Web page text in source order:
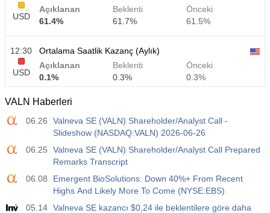
USD
Açıklanan
61.4%
Beklenti
61.7%
Önceki
61.5%
12:30
USD
Ortalama Saatlik Kazanç (Aylık)
Açıklanan
0.1%
Beklenti
0.3%
Önceki
0.3%
12:30
Ortalama Saatlik Kazanç (Yıllık)
Açıklanan
3.2%
Beklenti
3.5%
Önceki
3.5%
USD
Özel Tarım Dışı Bordrolar
Açıklanan
30 K
Beklenti
40 K
Önceki
30 K
VALN Haberleri
06.26
Valneva SE (VALN) Shareholder/Analyst Call -
Slideshow (NASDAQ:VALN) 2026-06-26
06.25
Valneva SE (VALN) Shareholder/Analyst Call Prepared
Remarks Transcript
06.08
Emergent BioSolutions: Down 40%+ From Recent
Highs And Likely More To Come (NYSE:EBS)
05.14 Valneva SE kazancı $0,24 ile beklentilere göre daha